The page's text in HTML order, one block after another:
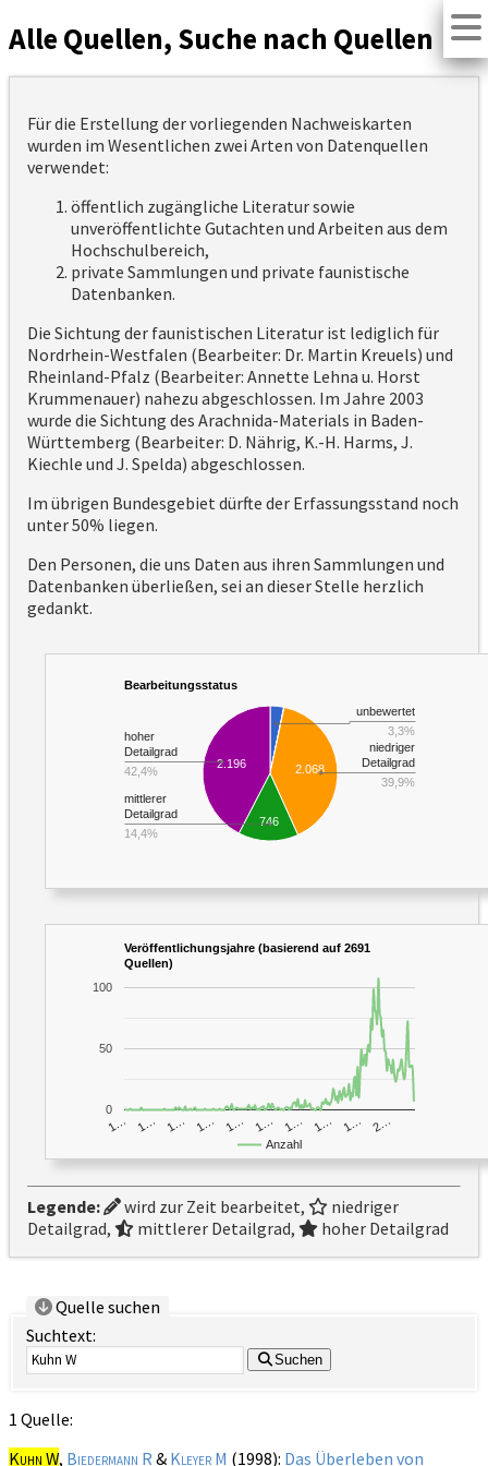
Alle Quellen, Suche nach Quellen
Für die Erstellung der vorliegenden Nachweiskarten
wurden im Wesentlichen zwei Arten von Datenquellen
verwendet:
öffentlich zugängliche Literatur sowie
unveröffentlichte Gutachten und Arbeiten aus dem
Hochschulbereich,
private Sammlungen und private faunistische
Datenbanken.
Die Sichtung der faunistischen Literatur ist lediglich für
Nordrhein-Westfalen (Bearbeiter: Dr. Martin Kreuels) und
Rheinland-Pfalz (Bearbeiter: Annette Lehna u. Horst
Krummenauer) nahezu abgeschlossen. Im Jahre 2003
wurde die Sichtung des Arachnida-Materials in Baden-
Württemberg (Bearbeiter: D. Nährig, K.-H. Harms, J.
Kiechle und J. Spelda) abgeschlossen.
Im übrigen Bundesgebiet dürfte der Erfassungsstand noch
unter 50% liegen.
Den Personen, die uns Daten aus ihren Sammlungen und
Datenbanken überließen, sei an dieser Stelle herzlich
gedankt.
Bearbeitungsstatus
2.068
2.196
746
unbewertet
3,3%
niedriger
Detailgrad
39,9%
mittlerer
Detailgrad
14,4%
hoher
Detailgrad
42,4%
Veröffentlichungsjahre (basierend auf 2691
Quellen)
Anzahl
1… 1… 1… 1… 1… 1… 1… 1… 1… 2…
0
50
100
Legende: wird zur Zeit bearbeitet,
niedriger
Detailgrad,
mittlerer Detailgrad, hoher Detailgrad
Quelle suchen
Suchtext:
Suchen
1 Quelle:
Kuhn W, Biedermann R & Kleyer M (1998): Das Überleben von